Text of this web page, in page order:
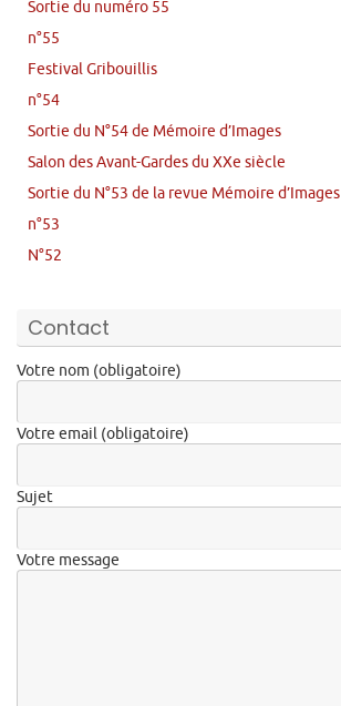
Sortie du numéro 55
n°55
Festival Gribouillis
n°54
Sortie du N°54 de Mémoire d’Images
Salon des Avant-Gardes du XXe siècle
Sortie du N°53 de la revue Mémoire d’Images
n°53
N°52
Contact
Votre nom (obligatoire)
Votre email (obligatoire)
Sujet
Votre message